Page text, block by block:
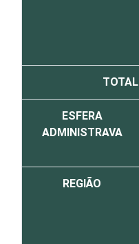
TOTAL
ESFERA
ADMINISTRAVA
REGIÃO